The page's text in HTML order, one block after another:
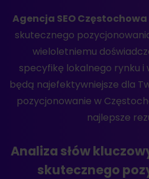
Agencja SEO Częstochowa
skutecznego
wieloletniemu
specyfikę lokalnego rynku i
będą najefektywniejsze dla
pozycjonowanie w
najlepsze
Analiza słów
skutecznego